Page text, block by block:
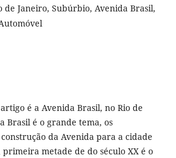
de Janeiro, Subúrbio, Avenida Brasil,
é a Avenida Brasil, no Rio de
Brasil é o grande tema, os
da Avenida para a cidade
primeira metade de do século XX é o